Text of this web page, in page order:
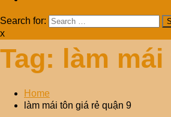
Search for:
x
Tag: làm
Home
làm mái tôn giá rẻ quận 9